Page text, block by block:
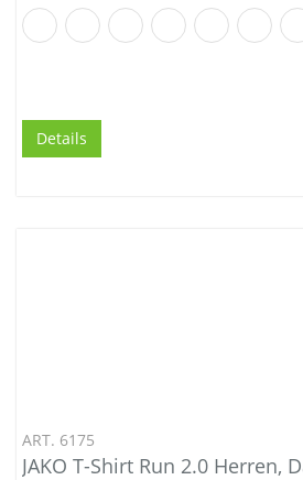
Details
ART. 6175
JAKO T-Shirt Run 2.0 Herren,